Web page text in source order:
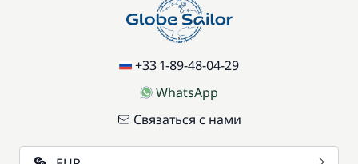
+33 1-89-48-04-29
WhatsApp
Связаться с нами